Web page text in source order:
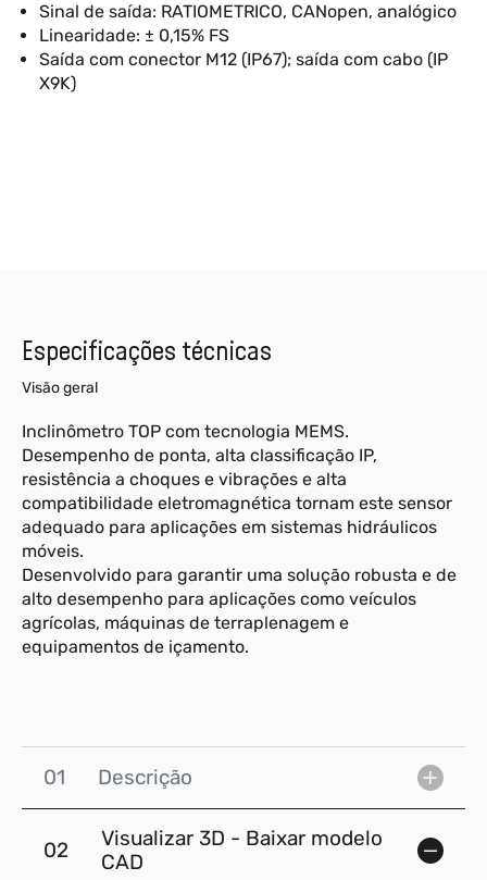
Sinal de saída: RATIOMETRICO, CANopen, analógico
Linearidade: ± 0,15% FS
Saída com conector M12 (IP67); saída com cabo (IP
X9K)
Especificações técnicas
Visão geral
Inclinômetro TOP com tecnologia MEMS.
Desempenho de ponta, alta classificação IP,
resistência a choques e vibrações e alta
compatibilidade eletromagnética tornam este sensor
adequado para aplicações em sistemas hidráulicos
móveis.
Desenvolvido para garantir uma solução robusta e de
alto desempenho para aplicações como veículos
agrícolas, máquinas de terraplenagem e
equipamentos de içamento.
01 Descrição
02
Visualizar 3D - Baixar modelo
CAD